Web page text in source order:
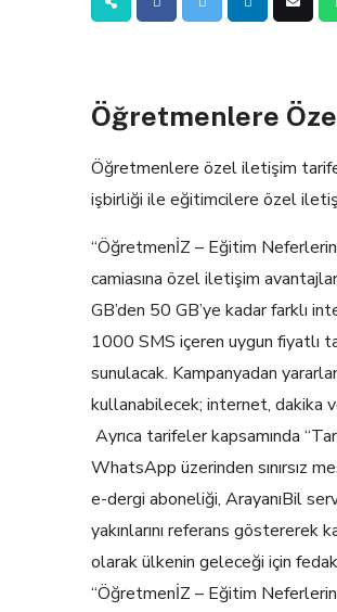
Öğretmenlere
Öğretmenlere özel iletişim
işbirliği ile eğitimcilere özel
“ÖğretmenİZ – Eğitim
camiasına özel iletişim
GB’den 50 GB’ye kadar farklı
1000 SMS içeren uygun fiyatlı
sunulacak. Kampanyadan
kullanabilecek; internet, dakika
Ayrıca tarifeler kapsamında
WhatsApp üzerinden sınırsız
e-dergi aboneliği, ArayanıBil
yakınlarını referans göstererek
olarak ülkenin geleceği için
“ÖğretmenİZ – Eğitim